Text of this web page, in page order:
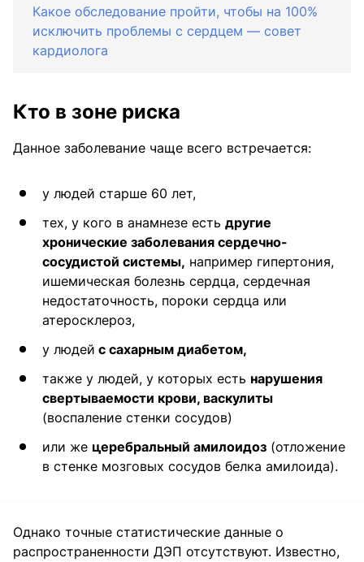
Какое обследование пройти, чтобы на 100%
исключить проблемы с сердцем — совет
кардиолога
Кто в зоне риска
Данное заболевание чаще всего встречается:
у людей старше 60 лет,
тех, у кого в анамнезе есть другие
хронические заболевания сердечно-
сосудистой системы, например гипертония,
ишемическая болезнь сердца, сердечная
недостаточность, пороки сердца или
атеросклероз,
у людей с сахарным диабетом,
также у людей, у которых есть нарушения
свертываемости крови, васкулиты
(воспаление стенки сосудов)
или же церебральный амилоидоз (отложение
в стенке мозговых сосудов белка амилоида).
Однако точные статистические данные о
распространенности ДЭП отсутствуют. Известно,